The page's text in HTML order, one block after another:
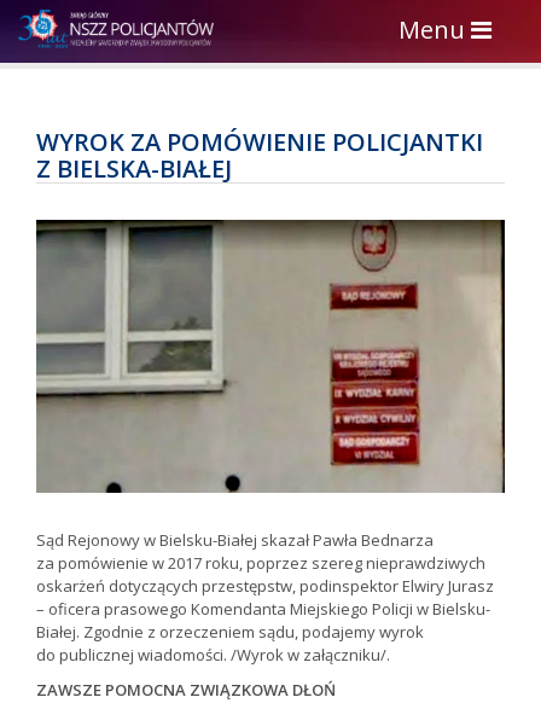
Toggle
navigation
Menu
WYROK ZA POMÓWIENIE POLICJANTKI
Z BIELSKA-BIAŁEJ
Sąd Rejonowy w Bielsku-Białej skazał Pawła Bednarza
za pomówienie w 2017 roku, poprzez szereg nieprawdziwych
oskarżeń dotyczących przestępstw, podinspektor Elwiry Jurasz
– oficera prasowego Komendanta Miejskiego Policji w Bielsku-
Białej. Zgodnie z orzeczeniem sądu, podajemy wyrok
do publicznej wiadomości. /Wyrok w załączniku/.
ZAWSZE POMOCNA ZWIĄZKOWA DŁOŃ